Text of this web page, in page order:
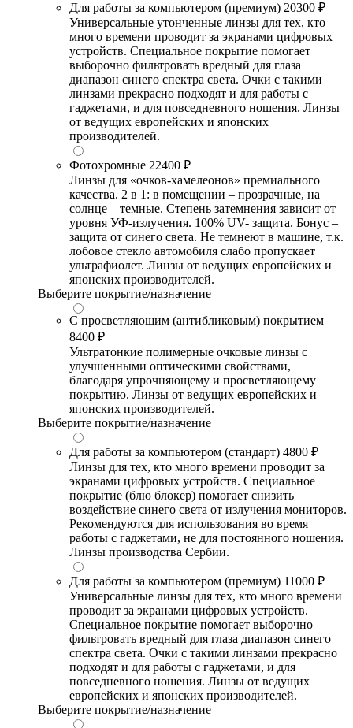
Для работы за компьютером (премиум) 20300 ₽
Универсальные утонченные линзы для тех, кто
много времени проводит за экранами цифровых
устройств. Специальное покрытие помогает
выборочно фильтровать вредный для глаза
диапазон синего спектра света. Очки с такими
линзами прекрасно подходят и для работы с
гаджетами, и для повседневного ношения. Линзы
от ведущих европейских и японских
производителей.
Фотохромные 22400 ₽
Линзы для «очков-хамелеонов» премиального
качества. 2 в 1: в помещении – прозрачные, на
солнце – темные. Степень затемнения зависит от
уровня УФ-излучения. 100% UV- защита. Бонус –
защита от синего света. Не темнеют в машине, т.к.
лобовое стекло автомобиля слабо пропускает
ультрафиолет. Линзы от ведущих европейских и
японских производителей.
Выберите покрытие/назначение
С просветляющим (антибликовым) покрытием
8400 ₽
Ультратонкие полимерные очковые линзы с
улучшенными оптическими свойствами,
благодаря упрочняющему и просветляющему
покрытию. Линзы от ведущих европейских и
японских производителей.
Выберите покрытие/назначение
Для работы за компьютером (стандарт) 4800 ₽
Линзы для тех, кто много времени проводит за
экранами цифровых устройств. Специальное
покрытие (блю блокер) помогает снизить
воздействие синего света от излучения мониторов.
Рекомендуются для использования во время
работы с гаджетами, не для постоянного ношения.
Линзы производства Сербии.
Для работы за компьютером (премиум) 11000 ₽
Универсальные линзы для тех, кто много времени
проводит за экранами цифровых устройств.
Специальное покрытие помогает выборочно
фильтровать вредный для глаза диапазон синего
спектра света. Очки с такими линзами прекрасно
подходят и для работы с гаджетами, и для
повседневного ношения. Линзы от ведущих
европейских и японских производителей.
Выберите покрытие/назначение